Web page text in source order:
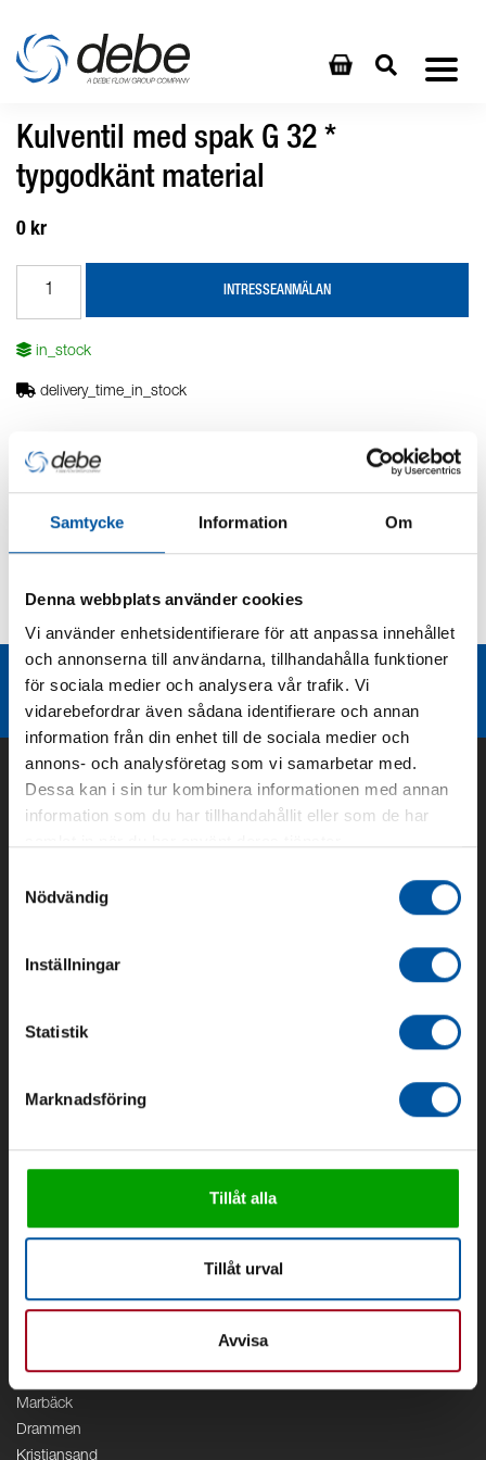
Samtycke Information Om
Denna webbplats använder cookies
Vi använder enhetsidentifierare för att anpassa innehållet
och annonserna till användarna, tillhandahålla funktioner
för sociala medier och analysera vår trafik. Vi
vidarebefordrar även sådana identifierare och annan
information från din enhet till de sociala medier och
annons- och analysföretag som vi samarbetar med.
Dessa kan i sin tur kombinera informationen med annan
information som du har tillhandahållit eller som de har
Nödvändig
Inställningar
Statistik
Marknadsföring
Tillåt alla
Tillåt urval
Avvisa
Kulventil med spak G 32 *
typgodkänt material
0 kr
INTRESSEANMÄLAN
in_stock
delivery_time_in_stock
Produktbeskrivning
Kurvor
Teknisk dokumentation
Liknande produktgrupper
Kontakt
Områden
Vattenrening
Geoenergi
Debe
Marbäck
Drammen
Kristiansand